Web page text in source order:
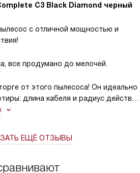
C3 Black Diamond черный
с отличной мощностью и
все продумано до мелочей.
от этого пылесоса! Он идеально
длина кабеля и радиус действия
даже самые дальние углы без
в шумный марафон. Удобная
важно, так как у нас ламинат.
ЕЩЁ ОТЗЫВЫ